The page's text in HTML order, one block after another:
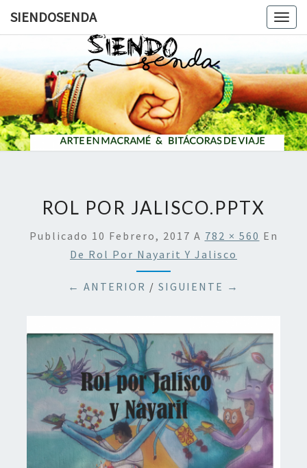
SIENDOSENDA
ROL POR JALISCO.PPTX
Publicado 10 Febrero, 2017 A 782 × 560 En
De Rol Por Nayarit Y Jalisco
← ANTERIOR / SIGUIENTE →